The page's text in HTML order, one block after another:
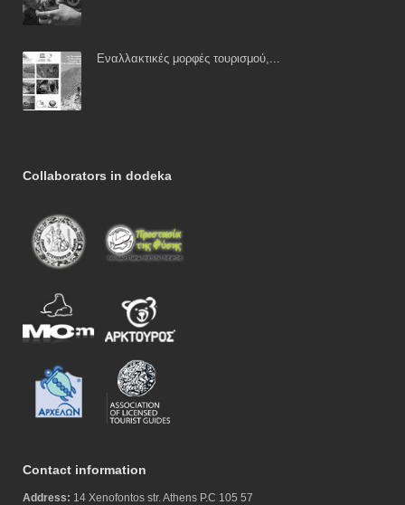
Εναλλακτικές μορφές τουρισμού,...
Collaborators in dodeka
Contact information
Address: 14 Xenofontos str. Athens P.C 105 57